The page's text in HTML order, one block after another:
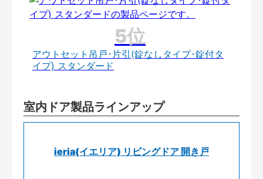
アウトセット吊戸･片引(錠なしタイプ･錠付タ
イプ) スタンダード
室内ドア製品ラインアップ
ieria(イエリア) リビングドア 開き戸